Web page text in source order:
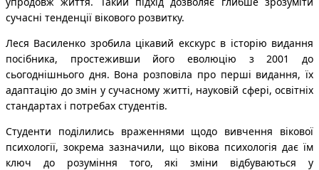
сучасні тенденції вікового розвитку.
Леся Василенко зробила цікавий екскурс в історію видання
посібника, простеживши його еволюцію з 2001 до
сьогоднішнього дня. Вона розповіла про перші видання, їх
адаптацію до змін у сучасному житті, науковій сфері, освітніх
стандартах і потребах студентів.
Студенти поділились враженнями щодо вивчення вікової
психології, зокрема зазначили, що вікова психологія дає їм
ключ до розуміння того, які зміни відбуваються у